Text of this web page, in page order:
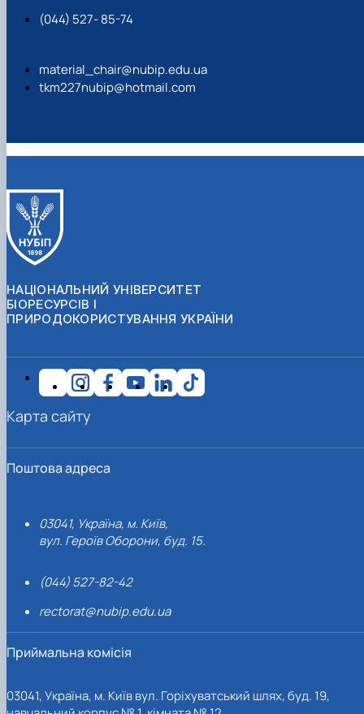
(044) 527- 85-74
material_chair@nubip.edu.ua
tkm227nubip@hotmail.com
НАЦІОНАЛЬНИЙ УНІВЕРСИТЕТ
БІОРЕСУРСІВ І
ПРИРОДОКОРИСТУВАННЯ УКРАЇНИ
Поштова адреса
03041, Україна, м. Київ,
вул. Героїв Оборони, буд. 15.
(044) 527-82-42
rectorat@nubip.edu.ua
Приймальна комісія
03041, Україна, м. Київ вул. Горіхуватський шлях, буд. 19,
Карта сайту